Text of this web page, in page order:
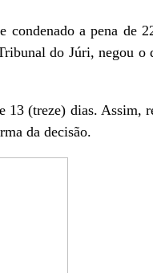
condenado a pena
do Júri, negou
13 (treze) dias. Assim,
da decisão.